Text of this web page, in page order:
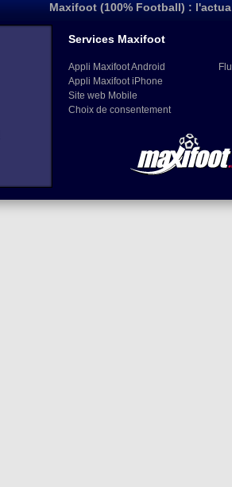
Maxifoot (100% Football) :
Services Maxifoot
Appli Maxifoot Android
Appli Maxifoot iPhone
Site web Mobile
Choix de consentement